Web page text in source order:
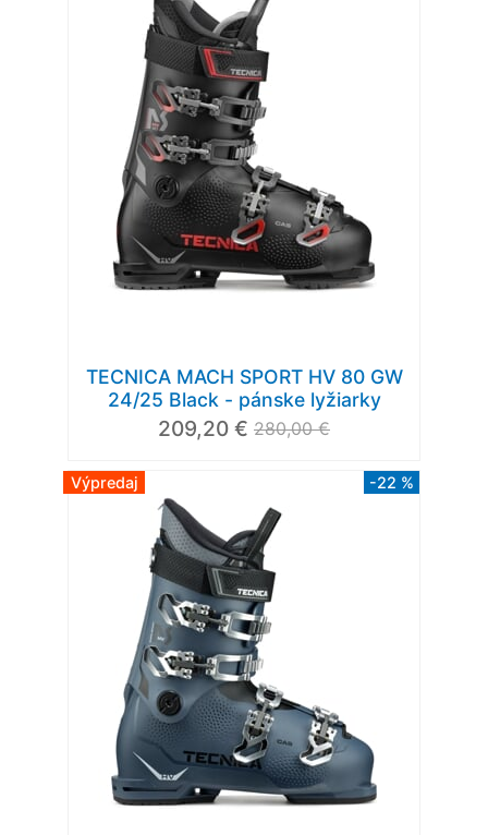
TECNICA MACH SPORT HV 80 GW
24/25 Black - pánske lyžiarky
209,20 € 280,00 €
Výpredaj -22 %